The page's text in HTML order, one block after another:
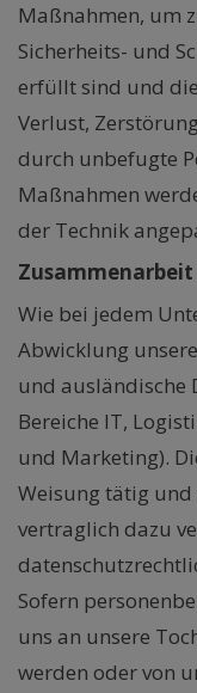
Maßnahmen, um
Sicherheits- und
erfüllt sind und
Verlust,
durch unbefugte
Maßnahmen
der Technik
Wie bei jedem
Abwicklung
und ausländische
Bereiche IT,
und Marketing).
Weisung tätig und
vertraglich dazu
Sofern
uns an unsere
werden oder von